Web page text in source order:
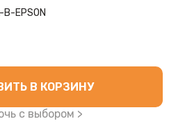
EPSON
В КОРЗИНУ
с выбором >